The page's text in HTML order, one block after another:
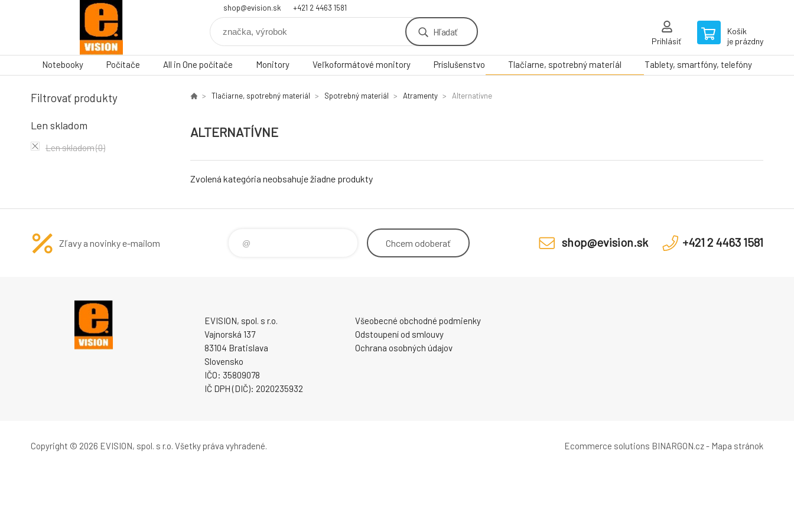
shop@evision.sk +421 2 4463 1581
Hľadať
Prihlásiť
Košík
je prázdny
Notebooky Počítače All in One počítače Monitory Veľkoformátové monitory Príslušenstvo Tlačiarne, spotrebný materiál Tablety, smartfóny, telefóny
Filtrovať produkty
Len skladom
Len skladom(0)
Tlačiarne, spotrebný materiál Spotrebný materiál Atramenty Alternatívne
ALTERNATÍVNE
Zvolená kategória neobsahuje žiadne produkty
Zľavy a novinky e-mailom Chcem odoberať shop@evision.sk +421 2 4463 1581
EVISION, spol. s r.o.
Vajnorská 137
83104 Bratislava
Slovensko
IČO: 35809078
IČ DPH (DIČ): 2020235932
Všeobecné obchodné podmienky
Odstoupení od smlouvy
Ochrana osobných údajov
Copyright © 2026 EVISION, spol. s r.o. Všetky práva vyhradené. Ecommerce solutions BINARGON.cz- Mapa stránok